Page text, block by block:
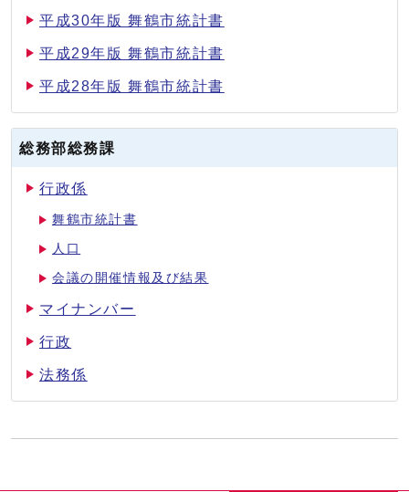
平成30年版 舞鶴市統計書
平成29年版 舞鶴市統計書
平成28年版 舞鶴市統計書
総務部総務課
行政係
舞鶴市統計書
人口
会議の開催情報及び結果
マイナンバー
行政
法務係